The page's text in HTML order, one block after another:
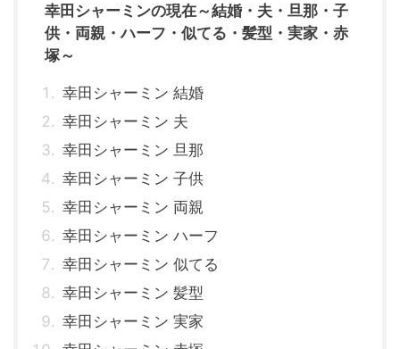
幸田シャーミンの現在～結婚・夫・旦那・子
供・両親・ハーフ・似てる・髪型・実家・赤
塚～
幸田シャーミン 結婚
幸田シャーミン 夫
幸田シャーミン 旦那
幸田シャーミン 子供
幸田シャーミン 両親
幸田シャーミン ハーフ
幸田シャーミン 似てる
幸田シャーミン 髪型
幸田シャーミン 実家